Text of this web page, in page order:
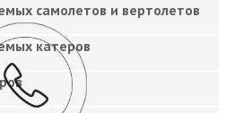
самолетов и вертолетов
катеров